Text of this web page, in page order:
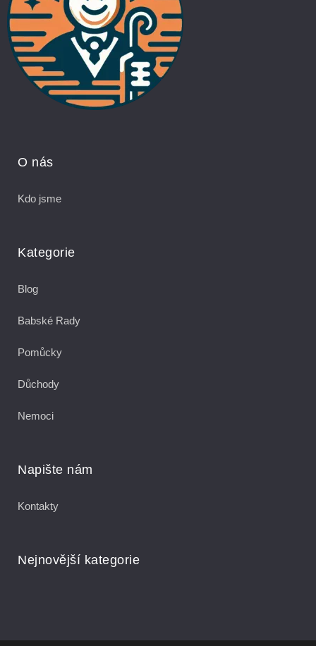
O nás
Kdo jsme
Kategorie
Blog
Babské Rady
Pomůcky
Důchody
Nemoci
Napište nám
Kontakty
Nejnovější kategorie